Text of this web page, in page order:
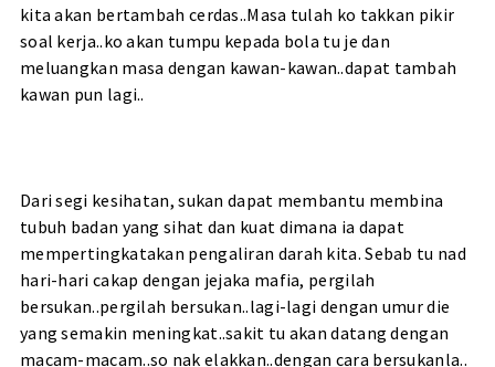
kita akan bertambah cerdas..Masa tulah ko takkan pikir
soal kerja..ko akan tumpu kepada bola tu je dan
meluangkan masa dengan kawan-kawan..dapat tambah
kawan pun lagi..
Dari segi kesihatan, sukan dapat membantu membina
tubuh badan yang sihat dan kuat dimana ia dapat
mempertingkatakan pengaliran darah kita. Sebab tu nad
hari-hari cakap dengan jejaka mafia, pergilah
bersukan..pergilah bersukan..lagi-lagi dengan umur die
yang semakin meningkat..sakit tu akan datang dengan
macam-macam..so nak elakkan..dengan cara bersukanla..